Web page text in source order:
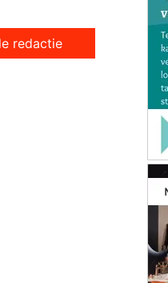
redactie